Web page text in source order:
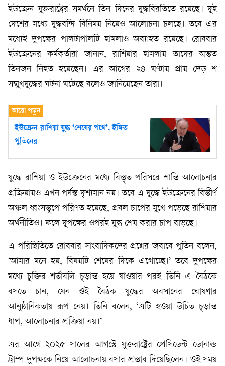
ইউক্রেন যুক্তরাষ্ট্রের সমর্থনে তিন দিনের যুদ্ধবিরতিতে রয়েছে। দুই
দেশের মধ্যে যুদ্ধবন্দি বিনিময় নিয়েও আলোচনা চলছে। তবে এর
মধ্যেই দুপক্ষের পালটাপালটি হামলাও অব্যাহত রয়েছে। রোববার
ইউক্রেনের কর্মকর্তারা জানান, রাশিয়ার হামলায় তাদের অন্তত
তিনজন নিহত হয়েছেন। এর আগের ২৪ ঘণ্টায় প্রায় দেড় শ
সম্মুখযুদ্ধের ঘটনা ঘটেছে বলেও জানিয়েছেন তারা।
ইউক্রেন-রাশিয়া যুদ্ধ ‘শেষের পথে’, ইঙ্গিত
পুতিনের
যুদ্ধে রাশিয়া ও ইউক্রেনের মধ্যে বিস্তৃত পরিসরে শান্তি আলোচনার
প্রক্রিয়ায়ও এখন পর্যন্ত দৃশ্যমান নয়। তবে এ যুদ্ধে ইউক্রেনের বিস্তীর্ণ
অঞ্চল ধ্বংসস্তূপে পরিণত হয়েছে, প্রবল চাপের মুখে পড়েছে রাশিয়ার
অর্থনীতিও। ফলে দুপক্ষের ওপরই যুদ্ধ শেষ করার চাপ বাড়ছে।
এ পরিস্থিতিতে রোববার সাংবাদিকদের প্রশ্নের জবাবে পুতিন বলেন,
‘আমার মনে হয়, বিষয়টি শেষের দিকে এগোচ্ছে।’ তবে দুপক্ষের
মধ্যে চুক্তির শর্তাবলি চূড়ান্ত হয়ে যাওয়ার পরই তিনি এ বৈঠকে
বসতে চান, যেন ওই বৈঠক যুদ্ধের অবসানের ঘোষণার
আনুষ্ঠানিকতায় রূপ নেয়। তিনি বলেন, ‘এটি হওয়া উচিত চূড়ান্ত
ধাপ, আলোচনার প্রক্রিয়া নয়।’
এর আগে ২০২৫ সালের আগস্টে যুক্তরাষ্ট্রের প্রেসিডেন্ট ডোনাল্ড
ট্রাম্প দুপক্ষকে নিয়ে আলোচনায় বসার প্রস্তাব দিয়েছিলেন। ওই সময়